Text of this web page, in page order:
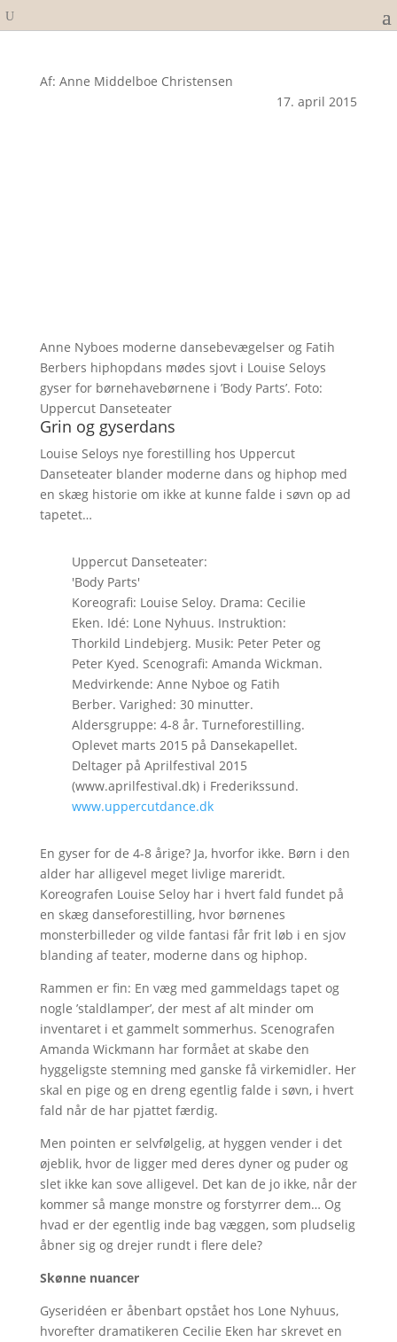
Af: Anne Middelboe Christensen
17. april 2015
Anne Nyboes moderne dansebevægelser og Fatih
Berbers hiphopdans mødes sjovt i Louise Seloys
gyser for børnehavebørnene i ’Body Parts’. Foto:
Uppercut Danseteater
Grin og gyserdans
Louise Seloys nye forestilling hos Uppercut
Danseteater blander moderne dans og hiphop med
en skæg historie om ikke at kunne falde i søvn op ad
tapetet…
Uppercut Danseteater:
'Body Parts'
Koreografi: Louise Seloy. Drama: Cecilie
Eken. Idé: Lone Nyhuus. Instruktion:
Thorkild Lindebjerg. Musik: Peter Peter og
Peter Kyed. Scenografi: Amanda Wickman.
Medvirkende: Anne Nyboe og Fatih
Berber. Varighed: 30 minutter.
Aldersgruppe: 4-8 år. Turneforestilling.
Oplevet marts 2015 på Dansekapellet.
Deltager på Aprilfestival 2015
(www.aprilfestival.dk) i Frederikssund.
www.uppercutdance.dk
En gyser for de 4-8 årige? Ja, hvorfor ikke. Børn i den
alder har alligevel meget livlige mareridt.
Koreografen Louise Seloy har i hvert fald fundet på
en skæg danseforestilling, hvor børnenes
monsterbilleder og vilde fantasi får frit løb i en sjov
blanding af teater, moderne dans og hiphop.
Rammen er fin: En væg med gammeldags tapet og
nogle ’staldlamper’, der mest af alt minder om
inventaret i et gammelt sommerhus. Scenografen
Amanda Wickmann har formået at skabe den
hyggeligste stemning med ganske få virkemidler. Her
skal en pige og en dreng egentlig falde i søvn, i hvert
fald når de har pjattet færdig.
Men pointen er selvfølgelig, at hyggen vender i det
øjeblik, hvor de ligger med deres dyner og puder og
slet ikke kan sove alligevel. Det kan de jo ikke, når der
kommer så mange monstre og forstyrrer dem… Og
hvad er der egentlig inde bag væggen, som pludselig
åbner sig og drejer rundt i flere dele?
Skønne nuancer
Gyseridéen er åbenbart opstået hos Lone Nyhuus,
hvorefter dramatikeren Cecilie Eken har skrevet en